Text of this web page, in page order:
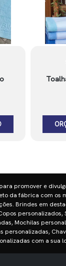
promover e
da fábrica com os
Brindes em
personalizados,
Mochilas
personalizadas,
com a sua